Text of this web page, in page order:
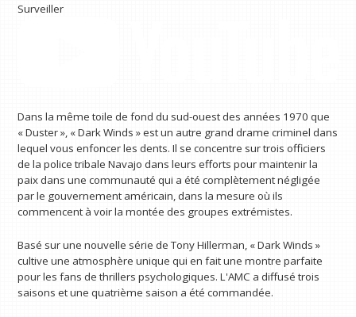
Surveiller
Dans la même toile de fond du sud-ouest des années 1970 que
« Duster », « Dark Winds » est un autre grand drame criminel dans
lequel vous enfoncer les dents. Il se concentre sur trois officiers
de la police tribale Navajo dans leurs efforts pour maintenir la
paix dans une communauté qui a été complètement négligée
par le gouvernement américain, dans la mesure où ils
commencent à voir la montée des groupes extrémistes.
Basé sur une nouvelle série de Tony Hillerman, « Dark Winds »
cultive une atmosphère unique qui en fait une montre parfaite
pour les fans de thrillers psychologiques. L'AMC a diffusé trois
saisons et une quatrième saison a été commandée.